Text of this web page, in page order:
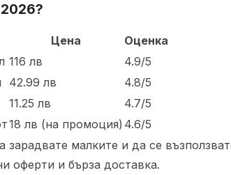
Цена
Оценка
116 лв
4.9/5
42.99 лв
4.8/5
11.25 лв
4.7/5
18 лв (на промоция) 4.6/5
малките и да се
оферти и бърза доставка.